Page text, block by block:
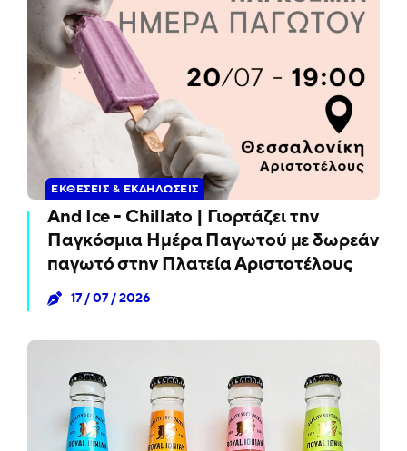
ΕΚΘΈΣΕΙΣ & ΕΚΔΗΛΏΣΕΙΣ
And Ice - Chillato | Γιορτάζει την
Παγκόσμια Ημέρα Παγωτού με δωρεάν
παγωτό στην Πλατεία Αριστοτέλους
17 / 07 / 2026